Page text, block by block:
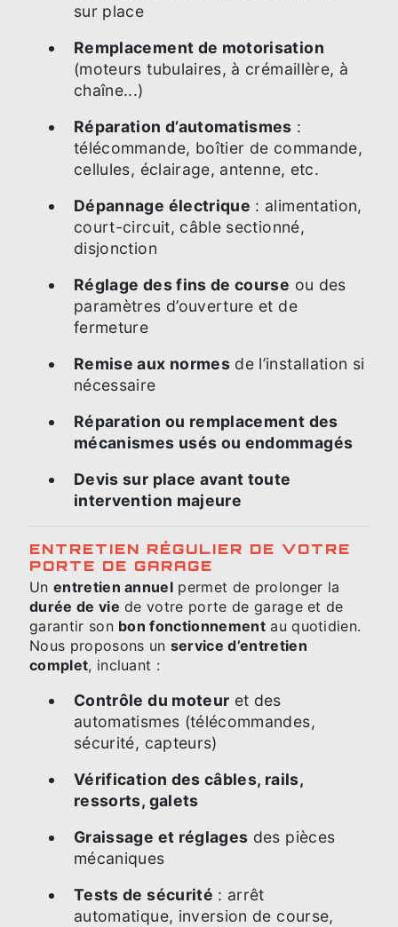
sur place
Remplacement de motorisation
(moteurs tubulaires, à crémaillère, à
chaîne...)
Réparation d’automatismes :
télécommande, boîtier de commande,
cellules, éclairage, antenne, etc.
Dépannage électrique : alimentation,
court-circuit, câble sectionné,
disjonction
Réglage des fins de course ou des
paramètres d’ouverture et de
fermeture
Remise aux normesde l’installation si
nécessaire
Réparation ou remplacement des
mécanismes usés ou endommagés
Devis sur place avant toute
intervention majeure
ENTRETIEN RÉGULIER DE VOTRE
PORTE DE GARAGE
Un entretien annuel permet de prolonger la
durée de vie de votre porte de garage et de
garantir son bon fonctionnementau quotidien.
Nous proposons un service d’entretien
complet, incluant :
Contrôle du moteur et des
automatismes (télécommandes,
sécurité, capteurs)
Vérification des câbles, rails,
ressorts, galets
Graissage et réglages des pièces
mécaniques
Tests de sécurité : arrêt
automatique, inversion de course,